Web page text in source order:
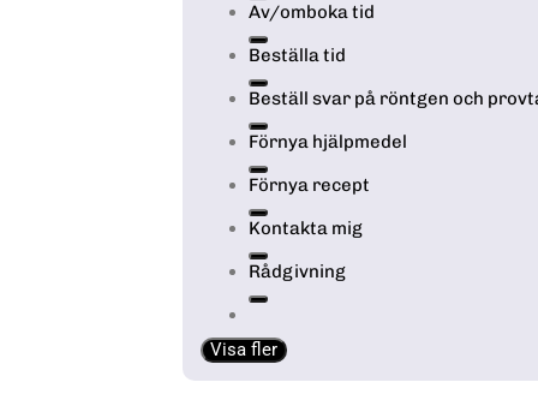
Av/omboka tid
Beställa tid
Beställ svar på röntgen och
Förnya hjälpmedel
Förnya recept
Kontakta mig
Rådgivning
Visa fler